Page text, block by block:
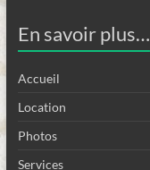
En savoir plus…
Accueil
Location
Photos
Services